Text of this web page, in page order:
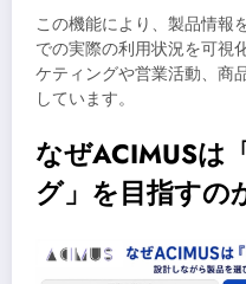
この機能により、製品情報
での実際の利用状況を可視
ケティングや営業活動、商
しています。
なぜACIMUSは
グ」を目指すの